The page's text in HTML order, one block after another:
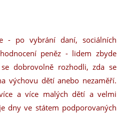
- po vybrání daní, sociálních
peněz - lidem zbyde
dobrovolně rozhodli, zda se
výchovu dětí anebo nezaměří.
a více malých dětí a velmi
dny ve státem podporovaných